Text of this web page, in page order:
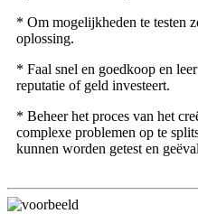
* Om mogelijkheden te testen
oplossing.
* Faal snel en goedkoop en
reputatie of geld investeert.
* Beheer het proces van het
complexe problemen op te
kunnen worden getest en